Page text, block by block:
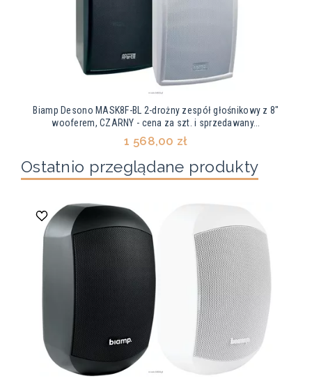
Biamp Desono MASK8F-BL 2-drożny zespół głośnikowy z 8"
wooferem, CZARNY - cena za szt. i sprzedawany...
1 568,00 zł
Ostatnio przeglądane produkty